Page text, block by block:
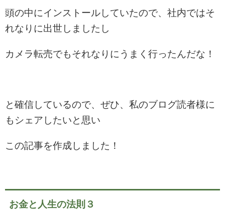
頭の中にインストールしていたので、社内ではそ
れなりに出世しましたし
カメラ転売でもそれなりにうまく行ったんだな！
と確信しているので、ぜひ、私のブログ読者様に
もシェアしたいと思い
この記事を作成しました！
お金と人生の法則３